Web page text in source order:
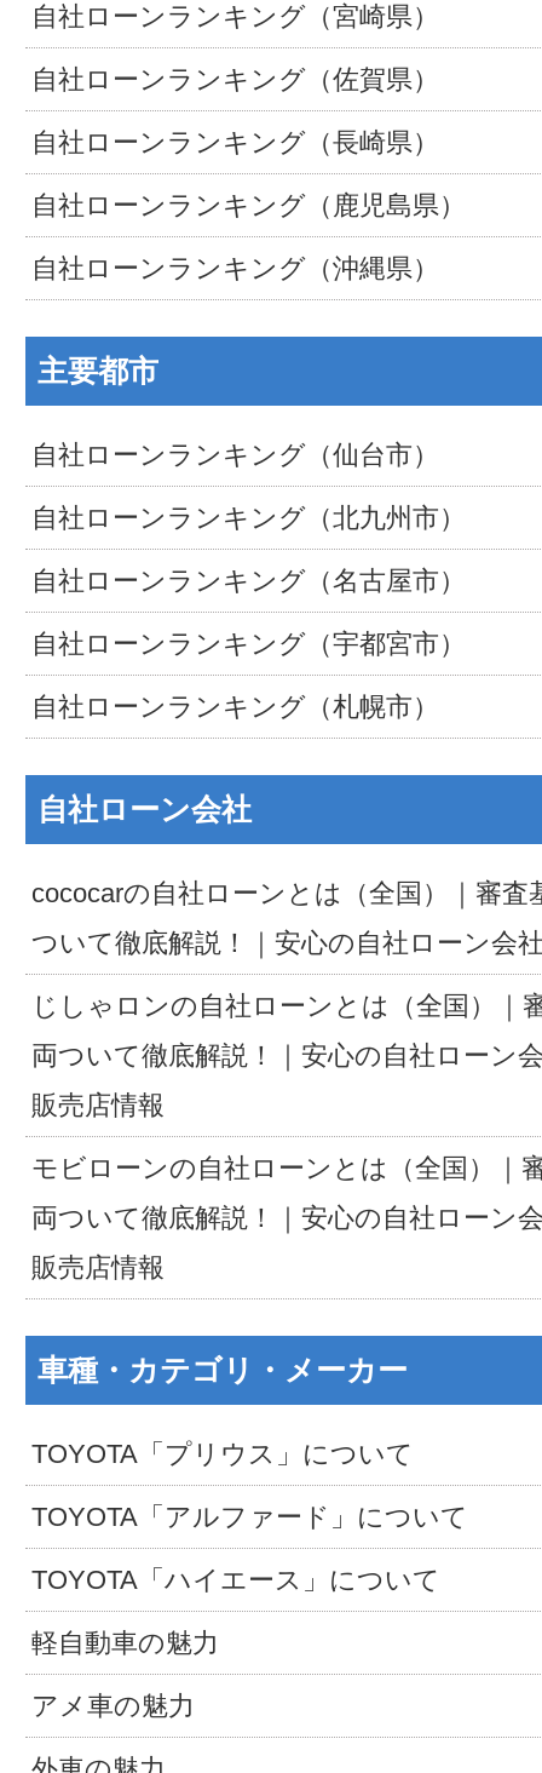
自社ローンランキング（宮崎県）
自社ローンランキング（佐賀県）
自社ローンランキング（長崎県）
自社ローンランキング（鹿児島県）
自社ローンランキング（沖縄県）
主要都市
自社ローンランキング（仙台市）
自社ローンランキング（北九州市）
自社ローンランキング（名古屋市）
自社ローンランキング（宇都宮市）
自社ローンランキング（札幌市）
自社ローン会社
cococarの自社ローンとは（全国）｜審査
ついて徹底解説！｜安心の自社ローン会
じしゃロンの自社ローンとは（全国）｜
両ついて徹底解説！｜安心の自社ローン
販売店情報
モビローンの自社ローンとは（全国）｜
両ついて徹底解説！｜安心の自社ローン
販売店情報
車種・カテゴリ・メーカー
TOYOTA「プリウス」について
TOYOTA「アルファード」について
TOYOTA「ハイエース」について
軽自動車の魅力
アメ車の魅力